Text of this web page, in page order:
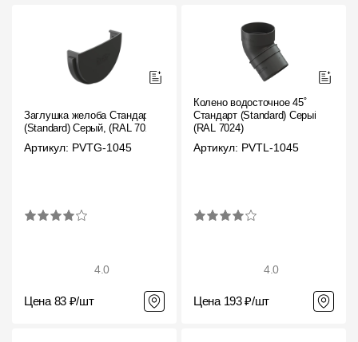
Заглушка желоба Стандарт
(Standard) Серый, (RAL 7024)
Артикул: PVTG-1045
4.0
Цена 83 ₽/шт
Колено водосточное 45˚
Стандарт (Standard) Серый,
(RAL 7024)
Артикул: PVTL-1045
4.0
Цена 193 ₽/шт